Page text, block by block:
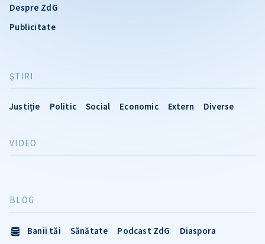
Despre ZdG
Publicitate
ŞTIRI
Justiție Politic Social Economic Extern Diverse
VIDEO
BLOG
Banii tăi Sănătate Podcast ZdG
Diaspora